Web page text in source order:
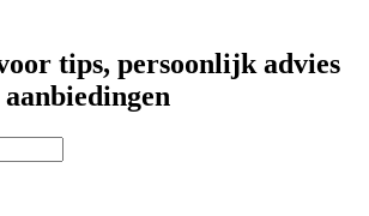
tips, persoonlijk advies